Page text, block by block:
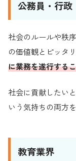
公務員・行政
社会のルールや秩
の価値観とピッタ
に業務を遂行する
社会に貢献したい
いう気持ちの両方
教育業界